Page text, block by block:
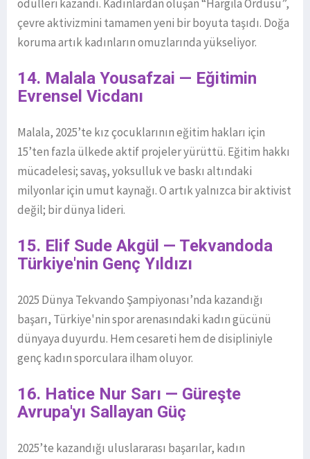
ödülleri kazandı. Kadınlardan oluşan “Hargila Ordusu”,
çevre aktivizmini tamamen yeni bir boyuta taşıdı. Doğa
koruma artık kadınların omuzlarında yükseliyor.
14. Malala Yousafzai — Eğitimin
Evrensel Vicdanı
Malala, 2025’te kız çocuklarının eğitim hakları için
15’ten fazla ülkede aktif projeler yürüttü. Eğitim hakkı
mücadelesi; savaş, yoksulluk ve baskı altındaki
milyonlar için umut kaynağı. O artık yalnızca bir aktivist
değil; bir dünya lideri.
15. Elif Sude Akgül — Tekvandoda
Türkiye'nin Genç Yıldızı
2025 Dünya Tekvando Şampiyonası’nda kazandığı
başarı, Türkiye'nin spor arenasındaki kadın gücünü
dünyaya duyurdu. Hem cesareti hem de disipliniyle
genç kadın sporculara ilham oluyor.
16. Hatice Nur Sarı — Güreşte
Avrupa'yı Sallayan Güç
2025’te kazandığı uluslararası başarılar, kadın